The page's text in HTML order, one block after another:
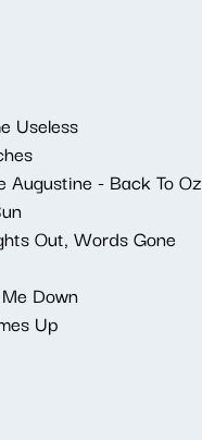
Useless
Augustine - Back To Oz
Out, Words Gone
Down
Up